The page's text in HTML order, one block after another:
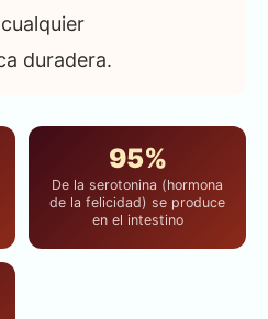
duradera.
95%
De la serotonina (hormona
de la felicidad) se produce
en el intestino